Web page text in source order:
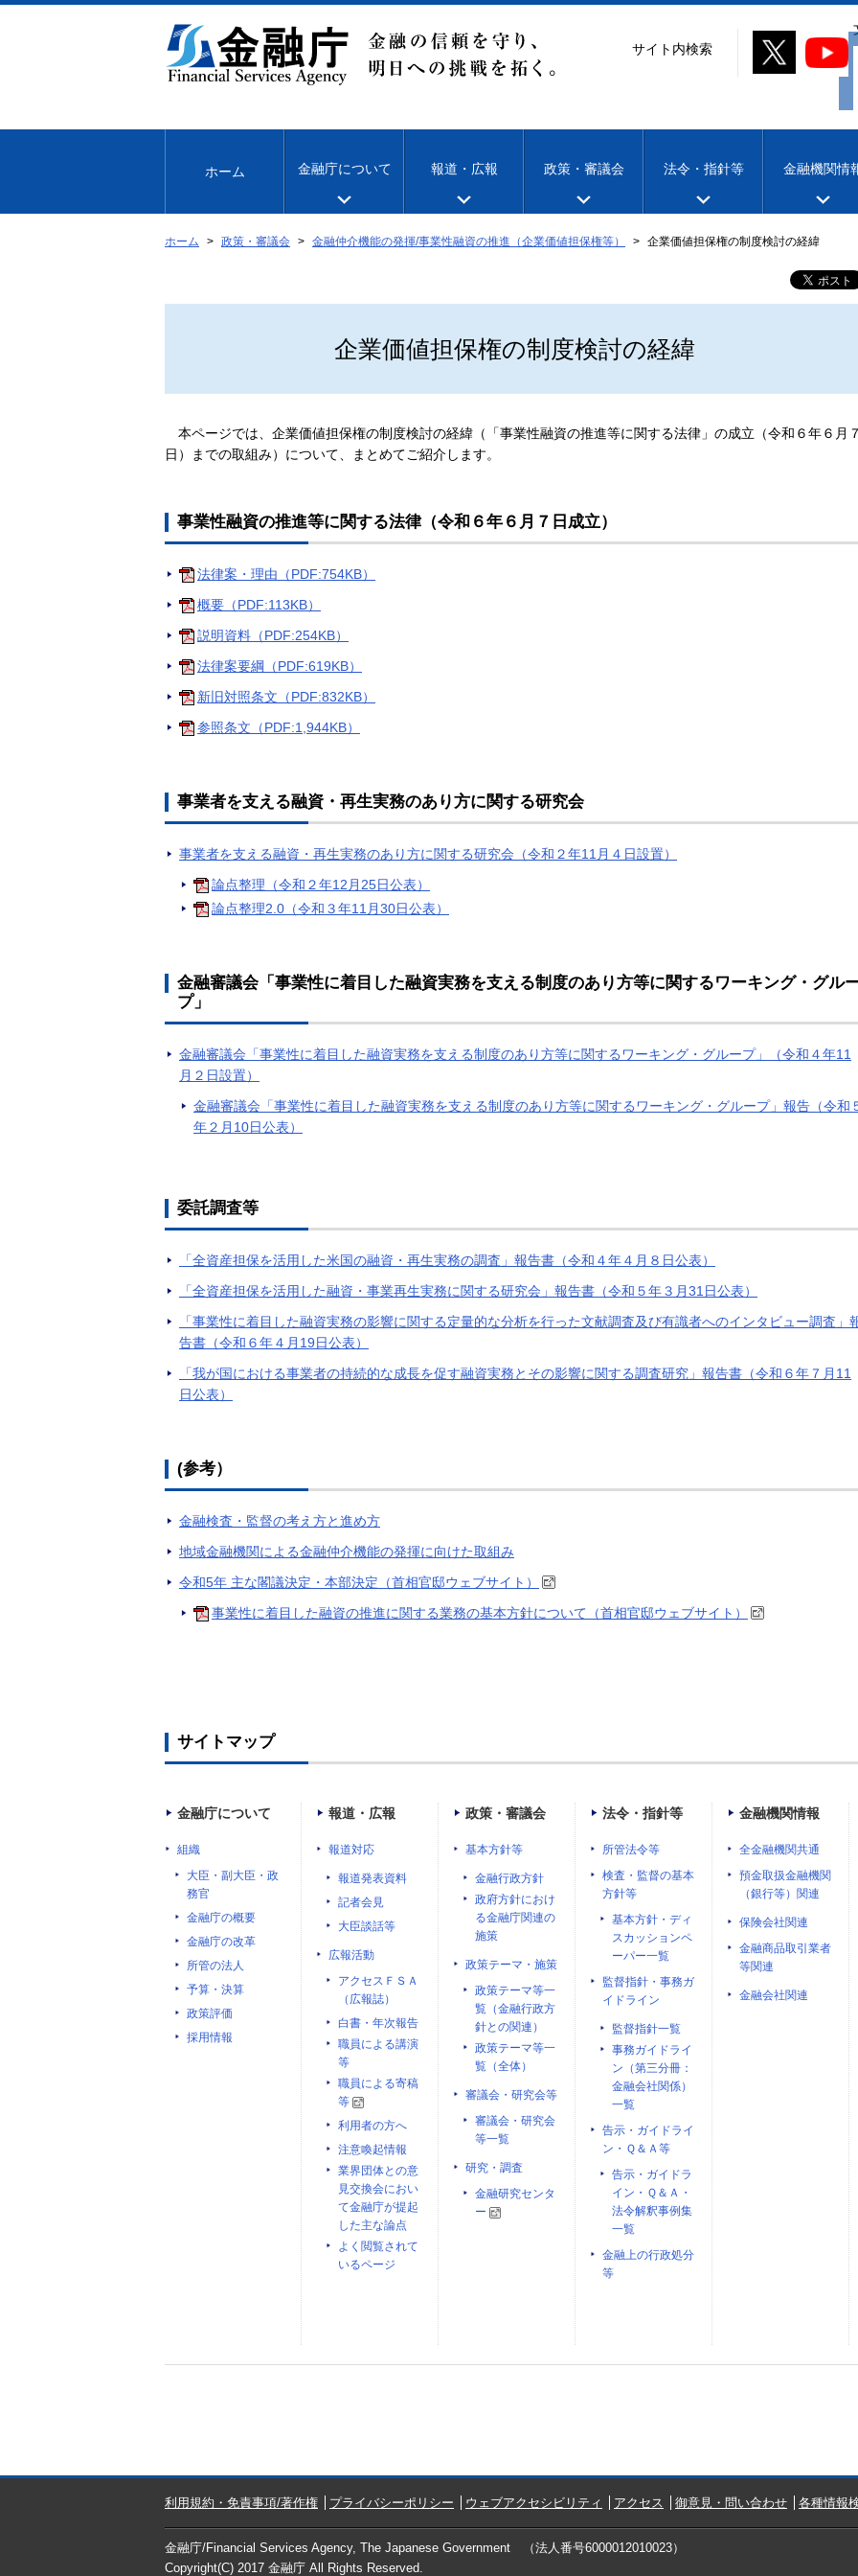
文
移
サイト内検索
ホーム 金融庁について 報道・広報 政策・審議会 法令・指針等 金融機関情
ホーム 政策・審議会 金融仲介機能の発揮/事業性融資の推進（企業価値担保権等） 企業価値担保権の制度検討の経緯
企業価値担保権の制度検討の経緯
本ページでは、企業価値担保権の制度検討の経緯（「事業性融資の推進等に関する法律」の成立（令和６年６月
日）までの取組み）について、まとめてご紹介します。
事業性融資の推進等に関する法律（令和６年６月７日成立）
法律案・理由（PDF:754KB）
概要（PDF:113KB）
説明資料（PDF:254KB）
法律案要綱（PDF:619KB）
新旧対照条文（PDF:832KB）
参照条文（PDF:1,944KB）
事業者を支える融資・再生実務のあり方に関する研究会
事業者を支える融資・再生実務のあり方に関する研究会（令和２年11月４日設置）
論点整理（令和２年12月25日公表）
論点整理2.0（令和３年11月30日公表）
金融審議会「事業性に着目した融資実務を支える制度のあり方等に関するワーキング・グル
プ」
金融審議会「事業性に着目した融資実務を支える制度のあり方等に関するワーキング・グループ」（令和４年11
月２日設置）
金融審議会「事業性に着目した融資実務を支える制度のあり方等に関するワーキング・グループ」報告（令和
年２月10日公表）
委託調査等
「全資産担保を活用した米国の融資・再生実務の調査」報告書（令和４年４月８日公表）
「全資産担保を活用した融資・事業再生実務に関する研究会」報告書（令和５年３月31日公表）
「事業性に着目した融資実務の影響に関する定量的な分析を行った文献調査及び有識者へのインタビュー調査」
告書（令和６年４月19日公表）
「我が国における事業者の持続的な成長を促す融資実務とその影響に関する調査研究」報告書（令和６年７月11
日公表）
(参考）
金融検査・監督の考え方と進め方
地域金融機関による金融仲介機能の発揮に向けた取組み
令和5年 主な閣議決定・本部決定（首相官邸ウェブサイト）
事業性に着目した融資の推進に関する業務の基本方針について（首相官邸ウェブサイト）
サイトマップ
金融庁について
組織
大臣・副大臣・政
務官
金融庁の概要
金融庁の改革
所管の法人
予算・決算
政策評価
採用情報
報道・広報
報道対応
報道発表資料
記者会見
大臣談話等
広報活動
アクセスＦＳＡ
（広報誌）
白書・年次報告
職員による講演
等
職員による寄稿
等
利用者の方へ
注意喚起情報
業界団体との意
見交換会におい
て金融庁が提起
した主な論点
よく閲覧されて
いるページ
政策・審議会
基本方針等
金融行政方針
政府方針におけ
る金融庁関連の
施策
政策テーマ・施策
政策テーマ等一
覧（金融行政方
針との関連）
政策テーマ等一
覧（全体）
審議会・研究会等
審議会・研究会
等一覧
研究・調査
金融研究センタ
ー
法令・指針等
所管法令等
検査・監督の基本
方針等
基本方針・ディ
スカッションペ
ーパー一覧
監督指針・事務ガ
イドライン
監督指針一覧
事務ガイドライ
ン（第三分冊：
金融会社関係）
一覧
告示・ガイドライ
ン・Ｑ＆Ａ等
告示・ガイドラ
イン・Ｑ＆Ａ・
法令解釈事例集
一覧
金融上の行政処分
等
金融機関情報
全金融機関共通
預金取扱金融機関
（銀行等）関連
保険会社関連
金融商品取引業者
等関連
金融会社関連
利用規約・免責事項/著作権 プライバシーポリシー ウェブアクセシビリティ アクセス 御意見・問い合わせ 各種情報
金融庁/Financial Services Agency, The Japanese Government （法人番号6000012010023）
Copyright(C) 2017 金融庁 All Rights Reserved.